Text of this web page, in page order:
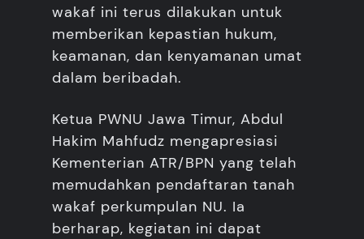
wakaf ini terus dilakukan untuk
memberikan kepastian hukum,
keamanan, dan kenyamanan umat
dalam beribadah.
Ketua PWNU Jawa Timur, Abdul
Hakim Mahfudz mengapresiasi
Kementerian ATR/BPN yang telah
memudahkan pendaftaran tanah
wakaf perkumpulan NU. Ia
berharap, kegiatan ini dapat